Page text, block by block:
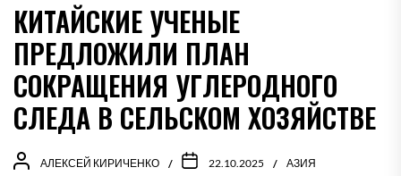
КИТАЙСКИЕ УЧЕНЫЕ
ПРЕДЛОЖИЛИ ПЛАН
СОКРАЩЕНИЯ УГЛЕРОДНОГО
СЛЕДА В СЕЛЬСКОМ ХОЗЯЙСТВЕ
АЛЕКСЕЙ КИРИЧЕНКО 22.10.2025 АЗИЯ